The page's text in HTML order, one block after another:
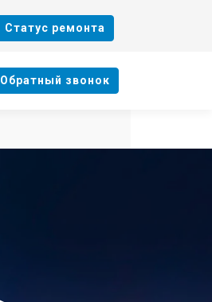
Cтатус ремонта
Oбратный звонок